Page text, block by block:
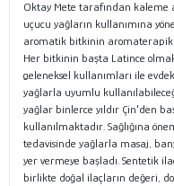
Oktay Mete tarafından
uçucu yağların kullanımına
aromatik bitkinin aromaterapik
Her bitkinin başta Latince
geleneksel kullanımları ile
yağlarla uyumlu
yağlar binlerce yıldır Çin'den
kullanılmaktadır. Sağlığına
tedavisinde yağlarla masaj,
yer vermeye başladı. Sentetik
birlikte doğal ilaçların değeri,